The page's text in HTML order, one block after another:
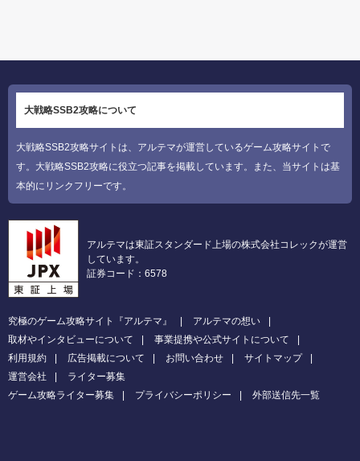
大戦略SSB2攻略について
大戦略SSB2攻略サイトは、アルテマが運営しているゲーム攻略サイトで
す。大戦略SSB2攻略に役立つ記事を掲載しています。また、当サイトは基
本的にリンクフリーです。
アルテマは東証スタンダード上場の株式会社コレックが運営
しています。
証券コード：6578
究極のゲーム攻略サイト『アルテマ』
アルテマの想い
取材やインタビューについて
事業提携や公式サイトについて
利用規約
広告掲載について お問い合わせ
サイトマップ
運営会社
ライター募集
ゲーム攻略ライター募集
プライバシーポリシー 外部送信先一覧